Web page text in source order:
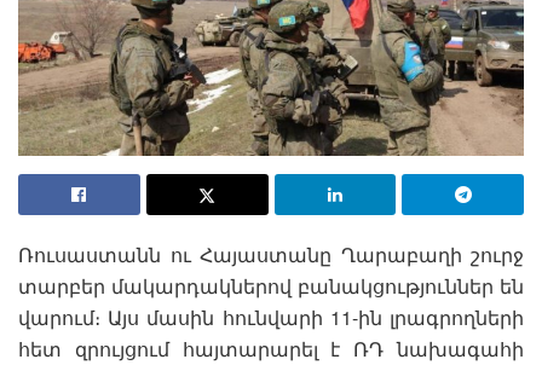
Ռուսաստանն ու Հայաստանը Ղարաբաղի շուրջ
տարբեր մակարդակներով բանակցություններ են
վարում։ Այս մասին հունվարի 11-ին լրագրողների
հետ զրույցում հայտարարել է ՌԴ նախագահի